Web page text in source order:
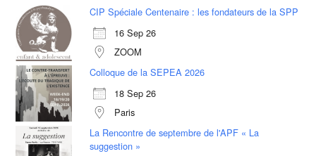
CIP Spéciale Centenaire : les fondateurs de la SPP
16 Sep 26
ZOOM
Colloque de la SEPEA 2026
18 Sep 26
Paris
La Rencontre de septembre de l'APF « La
suggestion »